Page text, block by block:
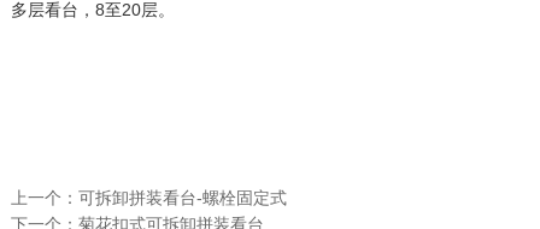
多层看台，8至20层。
上一个： 可拆卸拼装看台-螺栓固定式
下一个： 菊花扣式可拆卸拼装看台